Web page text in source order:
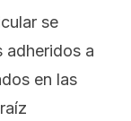
se
adheridos a
en las